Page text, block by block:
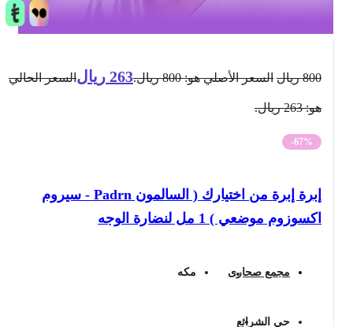
ريال السعر الأصلي هو: 800 ريال. 263 ريال السعر الحالي
-67%
إبرة إبرة من اختيارك ( السالمون Padrn - سيروم
اكسوزوم موضعي ) 1 مل لنضارة الوجه
مجمع صحارى مكه
حي الشرائع